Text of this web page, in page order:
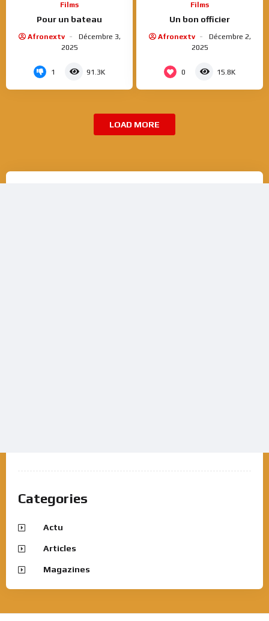
Films
Pour un bateau
Afronextv
Décembre 3,
2025
1 91.3K
Films
Un bon officier
Afronextv
Décembre 2,
2025
0 15.8K
LOAD MORE
Categories
Actu
Articles
Magazines